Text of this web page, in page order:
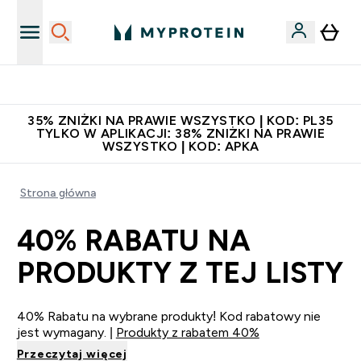
35% ZNIŻKI NA PRAWIE WSZYSTKO | KOD: PL35
TYLKO W APLIKACJI: 38% ZNIŻKI NA PRAWIE
WSZYSTKO | KOD: APKA
Strona główna
40% RABATU NA
PRODUKTY Z TEJ LISTY
40% Rabatu na wybrane produkty! Kod rabatowy nie
jest wymagany. | Produkty z rabatem 40%
Przeczytaj więcej